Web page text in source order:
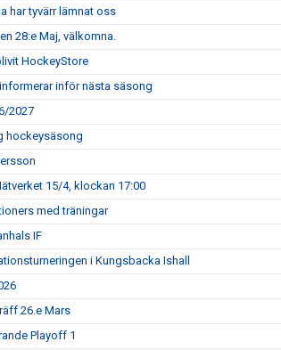
har tyvärr lämnat oss
28:e Maj, välkomna.
HockeyStore
inför nästa säsong
2027
hockeysäsong
15/4, klockan 17:00
med träningar
IF
i Kungsbacka Ishall
26.e Mars
Playoff 1